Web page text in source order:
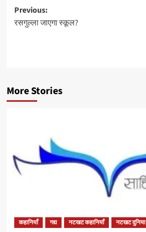
Post
navigation
Previous:
रसगुल्ला जाएगा स्कूल?
More Stories
कहानियाँ गद्य नटखट कहानियाँ नटखट दुनिया